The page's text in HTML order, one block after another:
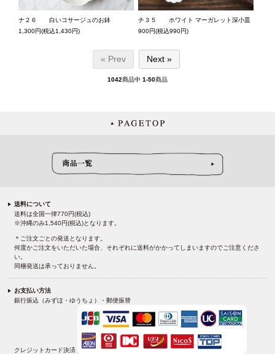
ナ２６ 白いコサージュのお鉢
1,300円(税込1,430円)
チ３５ ホワイト マーガレット深小皿
900円(税込990円)
« Prev Next »
1042商品中 1-50商品
送料について
送料は全国一律770円(税込)
※沖縄のみ1,540円(税込)となります。
＊ご注文ごとの発送となります。
何度かご注文をいただいた場合、それぞれに送料がかかってしまいますのでご注意くださ
い。
同梱発送は承っておりません。
お支払い方法
銀行振込（みずほ・ゆうちょ）・郵便振替
クレジットカード決済